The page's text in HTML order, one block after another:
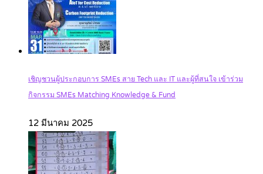
เชิญชวนผู้ประกอบการ SMEs สาย Tech และ IT และผู้ที่สนใจ เข้าร่วม
กิจกรรม SMEs Matching Knowledge & Fund
12 มีนาคม 2025